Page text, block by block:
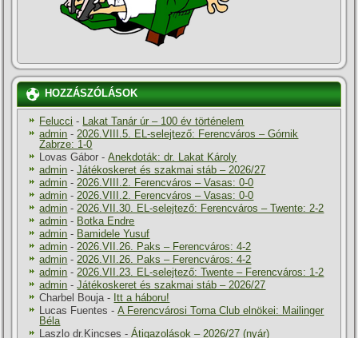
HOZZÁSZÓLÁSOK
Felucci - Lakat Tanár úr – 100 év történelem
admin - 2026.VIII.5. EL-selejtező: Ferencváros – Górnik
Zabrze: 1-0
Lovas Gábor -Anekdoták: dr. Lakat Károly
admin -Játékoskeret és szakmai stáb – 2026/27
admin - 2026.VIII.2. Ferencváros – Vasas: 0-0
admin - 2026.VIII.2. Ferencváros – Vasas: 0-0
admin - 2026.VII.30. EL-selejtező: Ferencváros – Twente: 2-2
admin - Botka Endre
admin - Bamidele Yusuf
admin - 2026.VII.26. Paks – Ferencváros: 4-2
admin - 2026.VII.26. Paks – Ferencváros: 4-2
admin - 2026.VII.23. EL-selejtező: Twente – Ferencváros: 1-2
admin -Játékoskeret és szakmai stáb – 2026/27
Charbel Bouja - Itt a háboru!
Lucas Fuentes -A Ferencvárosi Torna Club elnökei: Mailinger
Béla
Laszlo dr.Kincses -Átigazolások – 2026/27 (nyár)